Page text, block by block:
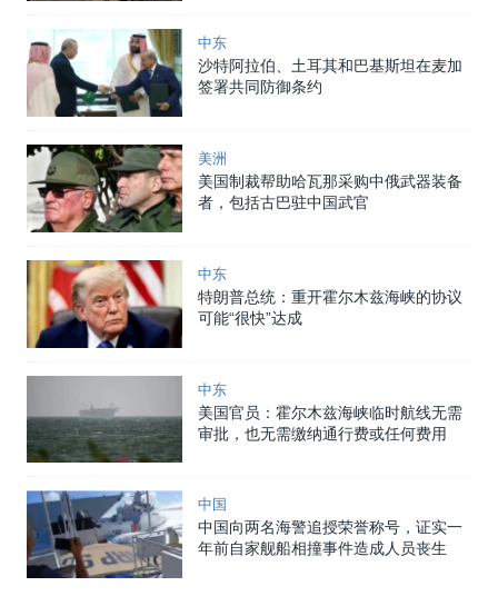
中东
沙特阿拉伯、土耳其和巴基斯坦在麦加
签署共同防御条约
美洲
美国制裁帮助哈瓦那采购中俄武器装备
者，包括古巴驻中国武官
中东
特朗普总统：重开霍尔木兹海峡的协议
可能“很快”达成
中东
美国官员：霍尔木兹海峡临时航线无需
审批，也无需缴纳通行费或任何费用
中国
中国向两名海警追授荣誉称号，证实一
年前自家舰船相撞事件造成人员丧生